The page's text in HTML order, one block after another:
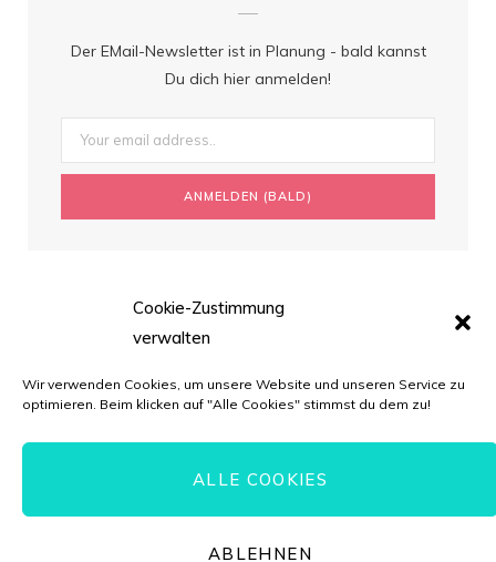
Cookie-Zustimmung
verwalten
Wir verwenden Cookies, um unsere Website und unseren Service zu
optimieren. Beim klicken auf "Alle Cookies" stimmst du dem zu!
ALLE COOKIES
ABLEHNEN
Der EMail-Newsletter ist in Planung - bald kannst
Du dich hier anmelden!